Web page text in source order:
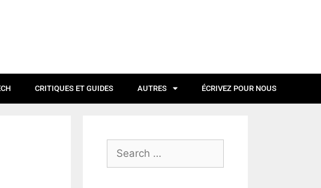
CRITIQUES ET GUIDES AUTRES ÉCRIVEZ POUR NOUS